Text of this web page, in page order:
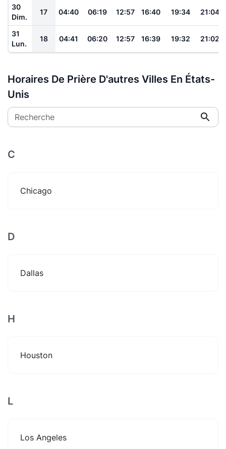
30
Dim.
17 04:40 06:19 12:57 16:40 19:34 21:04
31
Lun.
18 04:41 06:20 12:57 16:39 19:32 21:02
Horaires De Prière D'autres Villes En États-
Unis
Recherche
C
Chicago
D
Dallas
H
Houston
L
Los Angeles